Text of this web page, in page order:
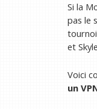
Si la
pas le
et
Voici
un